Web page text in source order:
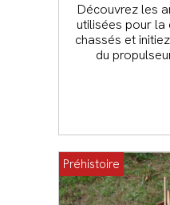
Découvrez les
utilisées pour la
chassés et
du
Préhistoire